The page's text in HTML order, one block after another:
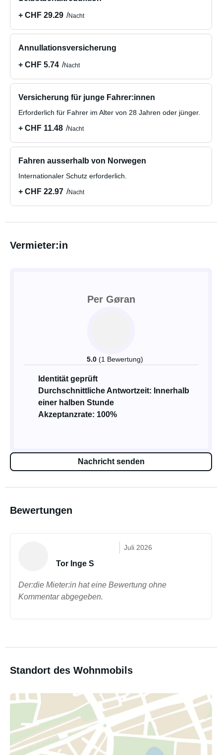
+ CHF 29.29
Nacht
Annullationsversicherung
+ CHF 5.74
Nacht
Versicherung für junge Fahrer:innen
Erforderlich für Fahrer im Alter von 28 Jahren oder jünger.
+ CHF 11.48 Nacht
Fahren ausserhalb von Norwegen
Internationaler Schutz erforderlich.
+ CHF 22.97 Nacht
Vermieter:in
Per Gøran
5.0 (1 Bewertung)
Identität geprüft
Durchschnittliche Antwortzeit: Innerhalb
einer halben Stunde
Akzeptanzrate: 100%
Nachricht senden
Bewertungen
Juli 2026
Tor Inge S
Der:die Mieter:in hat eine Bewertung ohne
Kommentar abgegeben.
Standort des Wohnmobils